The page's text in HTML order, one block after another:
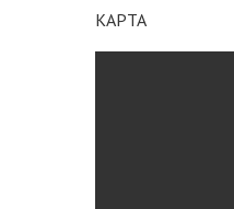
КАРТА